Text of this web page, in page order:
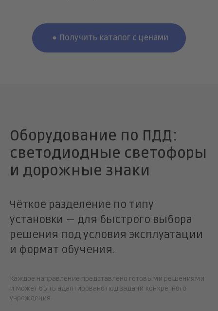
Получить каталог с ценами
Оборудование по ПДД:
светодиодные светофоры
и дорожные знаки
Чёткое разделение по типу
установки — для быстрого выбора
решения под условия эксплуатации
и формат обучения.
Каждое направление представлено готовыми решениями
и может быть адаптировано под задачи конкретного
учреждения.